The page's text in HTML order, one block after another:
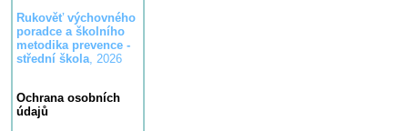
Rukověť výchovného
poradce a školního
metodika prevence -
střední škola, 2026
Ochrana osobních
údajů